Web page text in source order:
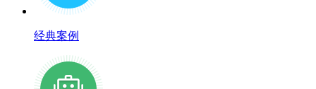
经典案例